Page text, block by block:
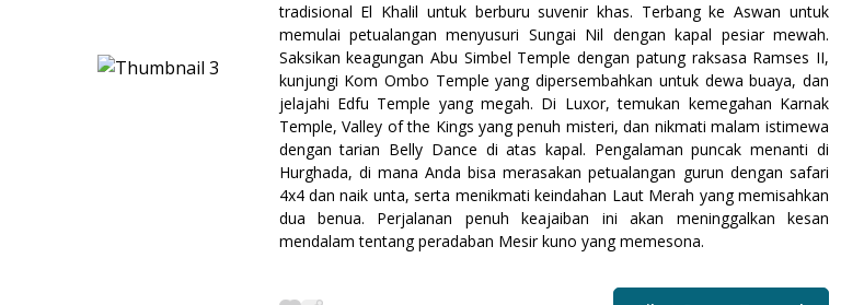
tradisional El Khalil untuk berburu suvenir khas. Terbang ke Aswan untuk
memulai petualangan menyusuri Sungai Nil dengan kapal pesiar mewah.
Saksikan keagungan Abu Simbel Temple dengan patung raksasa Ramses II,
kunjungi Kom Ombo Temple yang dipersembahkan untuk dewa buaya, dan
jelajahi Edfu Temple yang megah. Di Luxor, temukan kemegahan Karnak
Temple, Valley of the Kings yang penuh misteri, dan nikmati malam istimewa
dengan tarian Belly Dance di atas kapal. Pengalaman puncak menanti di
Hurghada, di mana Anda bisa merasakan petualangan gurun dengan safari
4x4 dan naik unta, serta menikmati keindahan Laut Merah yang memisahkan
dua benua. Perjalanan penuh keajaiban ini akan meninggalkan kesan
mendalam tentang peradaban Mesir kuno yang memesona.